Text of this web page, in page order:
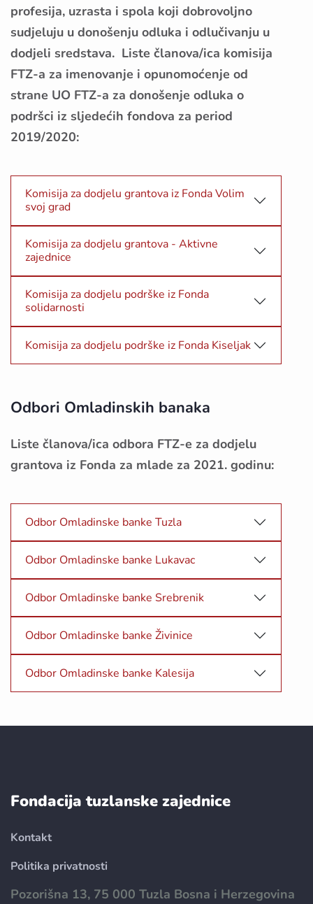
profesija, uzrasta i spola koji dobrovoljno
sudjeluju u donošenju odluka i odlučivanju u
dodjeli sredstava. Liste članova/ica komisija
FTZ-a za imenovanje i opunomoćenje od
strane UO FTZ-a za donošenje odluka o
podršci iz sljedećih fondova za period
2019/2020:
Komisija za dodjelu grantova iz Fonda Volim
svoj grad
Komisija za dodjelu grantova - Aktivne
zajednice
Komisija za dodjelu podrške iz Fonda
solidarnosti
Komisija za dodjelu podrške iz Fonda Kiseljak
Odbori Omladinskih banaka
Liste članova/ica odbora FTZ-e za dodjelu
grantova iz Fonda za mlade za 2021. godinu:
Odbor Omladinske banke Tuzla
Odbor Omladinske banke Lukavac
Odbor Omladinske banke Srebrenik
Odbor Omladinske banke Živinice
Odbor Omladinske banke Kalesija
Fondacija tuzlanske zajednice
Kontakt
Politika privatnosti
Pozorišna 13, 75 000 Tuzla Bosna i Herzegovina